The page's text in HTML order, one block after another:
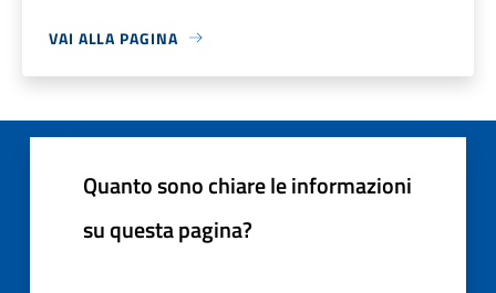
VAI ALLA PAGINA
Quanto sono chiare le informazioni
su questa pagina?